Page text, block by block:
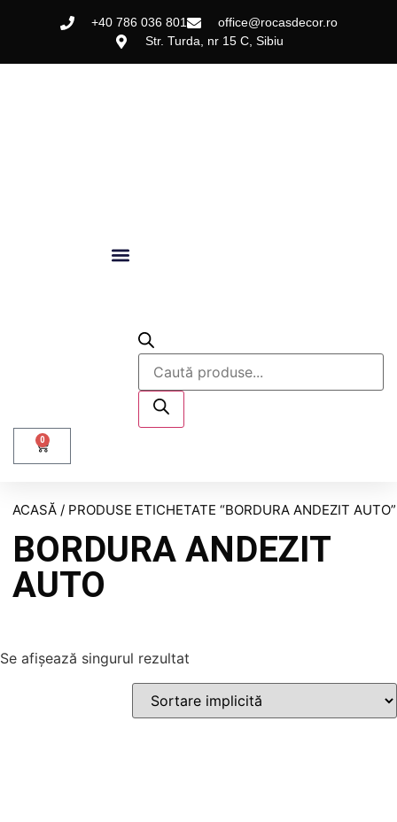
+40 786 036 801
office@rocasdecor.ro
Str. Turda, nr 15 C, Sibiu
0
ACASĂ/ PRODUSE ETICHETATE “BORDURA ANDEZIT AUTO”
BORDURA ANDEZIT
AUTO
Se afișează singurul rezultat